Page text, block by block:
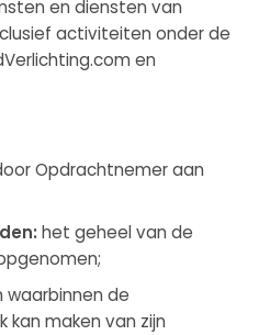
en diensten van
activiteiten onder de
en
Opdrachtnemer aan
het geheel van de
de
kan maken van zijn